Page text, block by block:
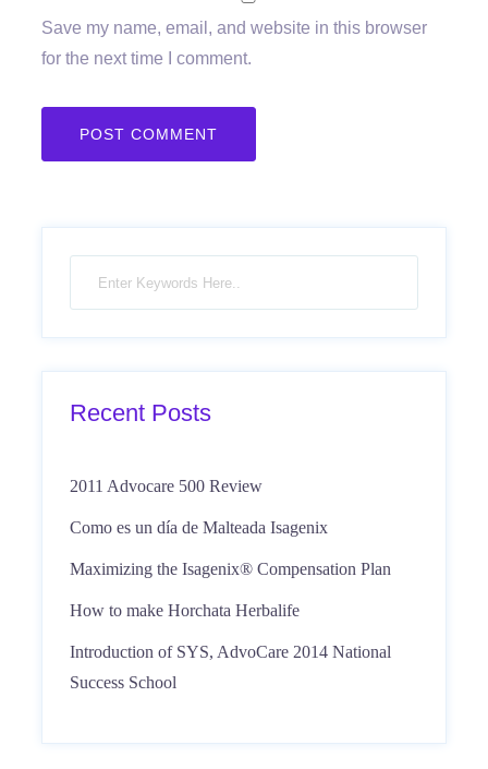
Save my name, email, and website in this browser
for the next time I comment.
Recent Posts
2011 Advocare 500 Review
Como es un día de Malteada Isagenix
Maximizing the Isagenix® Compensation Plan
How to make Horchata Herbalife
Introduction of SYS, AdvoCare 2014 National
Success School